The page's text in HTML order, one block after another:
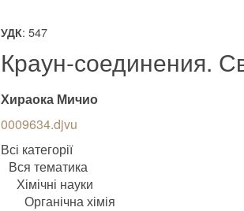
УДК: 547
Краун-соединения.
Хираока Мичио
0009634.djvu
Всі категорії
Вся тематика
Хімічні науки
Органічна хімія